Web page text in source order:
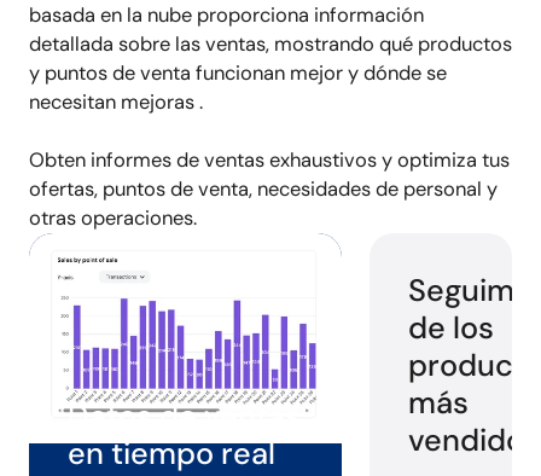
basada en la nube proporciona información
detallada sobre las ventas, mostrando qué productos
y puntos de venta funcionan mejor y dónde se
necesitan mejoras.
Obten informes de ventas exhaustivos y optimiza tus
ofertas, puntos de venta, necesidades de personal y
otras operaciones.
Datos de ventas
en tiempo real
de los
más
vendidos